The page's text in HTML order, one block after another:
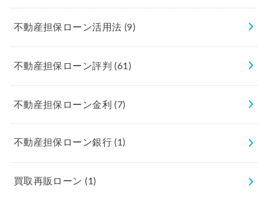
不動産担保ローン活用法 (9)
不動産担保ローン評判(61)
不動産担保ローン金利(7)
不動産担保ローン銀行(1)
買取再販ローン(1)